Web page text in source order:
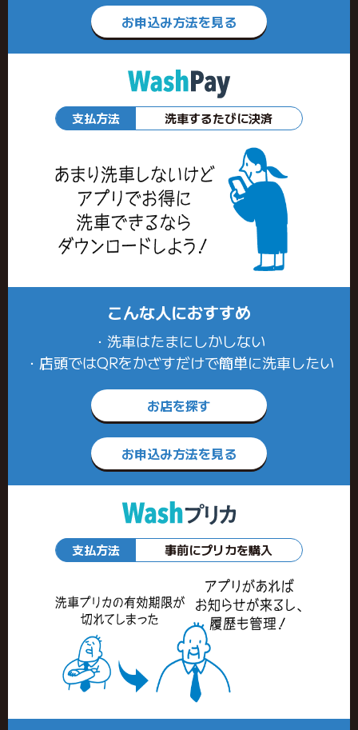
お申込み方法を見る
支払方法 洗車するたびに決済
こんな人におすすめ
・洗車はたまにしかしない
・店頭ではQRをかざすだけで簡単に洗車したい
お店を探す
お申込み方法を見る
支払方法 事前にプリカを購入